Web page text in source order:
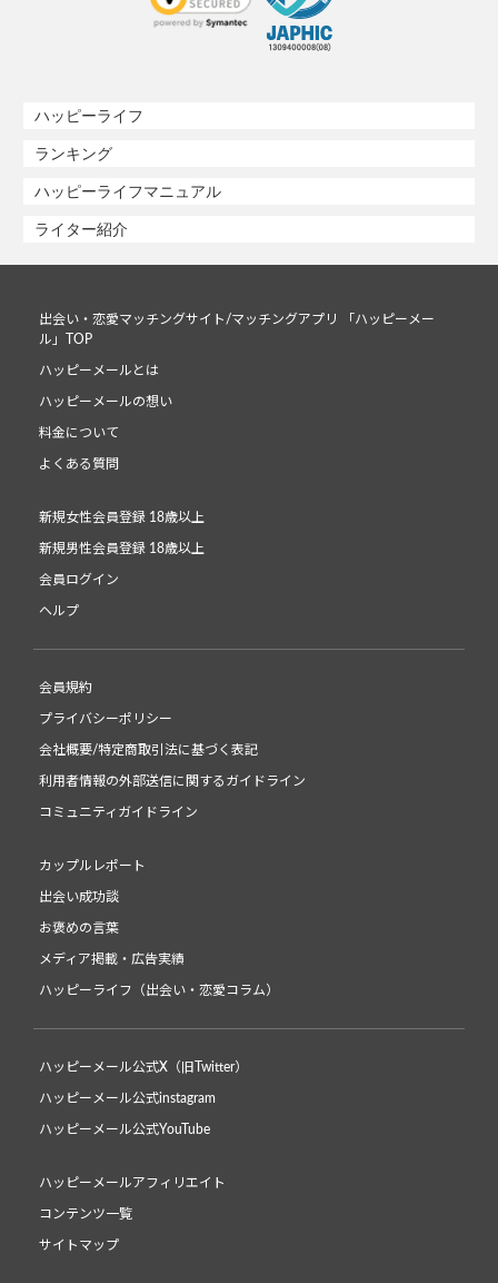
ハッピーライフ
ランキング
ハッピーライフマニュアル
ライター紹介
出会い・恋愛マッチングサイト/マッチングアプリ 「ハッピーメー
ル」TOP
ハッピーメールとは
ハッピーメールの想い
料金について
よくある質問
新規女性会員登録 18歳以上
新規男性会員登録 18歳以上
会員ログイン
ヘルプ
会員規約
プライバシーポリシー
会社概要/特定商取引法に基づく表記
利用者情報の外部送信に関するガイドライン
コミュニティガイドライン
カップルレポート
出会い成功談
お褒めの言葉
メディア掲載・広告実績
ハッピーライフ（出会い・恋愛コラム）
ハッピーメール公式X（旧Twitter）
ハッピーメール公式instagram
ハッピーメール公式YouTube
ハッピーメールアフィリエイト
コンテンツ一覧
サイトマップ